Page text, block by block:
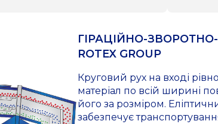
ГІРАЦІЙНО-
ROTEX GROUP
Круговий рух на вході
матеріал по всій ширині
його за розміром.
забезпечує